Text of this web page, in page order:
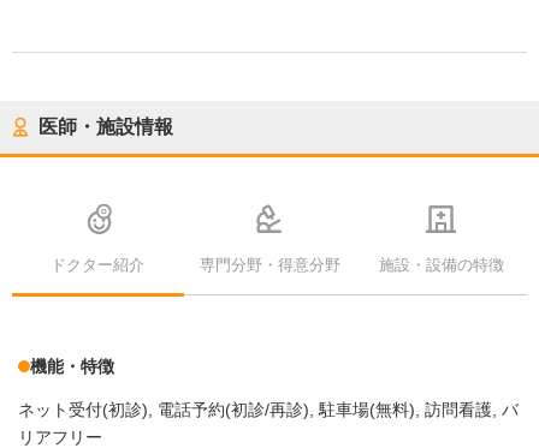
医師・施設情報
ドクター紹介 専門分野・得意分野 施設・設備の特徴
機能・特徴
ネット受付(初診) 電話予約(初診/再診) 駐車場(無料) 訪問看護 バ
リアフリー